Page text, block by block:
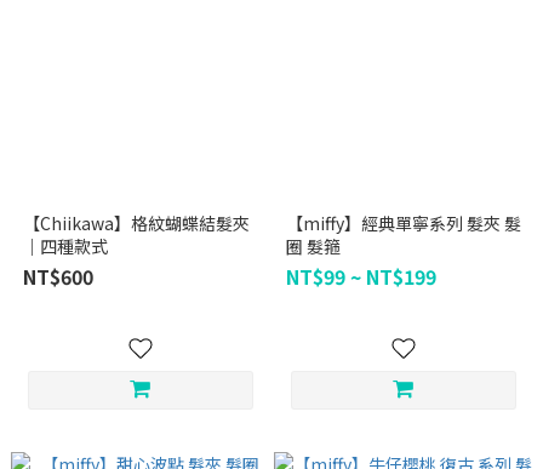
【Chiikawa】格紋蝴蝶結髮夾
｜四種款式
NT$600
【miffy】經典單寧系列 髮夾 髮
圈 髮箍
NT$99 ~ NT$199